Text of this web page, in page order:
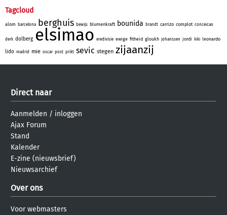
Tagcloud
alom barcelona berghuis bewijs blumenkraft bounida brandt carrizo complot conceicao
derk dolberg elsimao eredivisie ewige fitheid gloukh johanssen jordi kiki leonardo
lido madrid mie oscar post prikt sevic stegen zijaanzij
Direct naar
Aanmelden / inloggen
Ajax Forum
Stand
Kalender
E-zine (nieuwsbrief)
Nieuwsarchief
Over ons
Voor webmasters